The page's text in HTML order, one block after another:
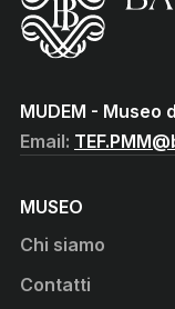
MUDEM - Museo
Email:
MUSEO
Chi siamo
Contatti